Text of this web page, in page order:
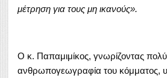
μέτρηση για τους μη ικανούς».
Ο κ. Παπαμιμίκος, γνωρίζοντας
ανθρωπογεωγραφία του κόμματος,